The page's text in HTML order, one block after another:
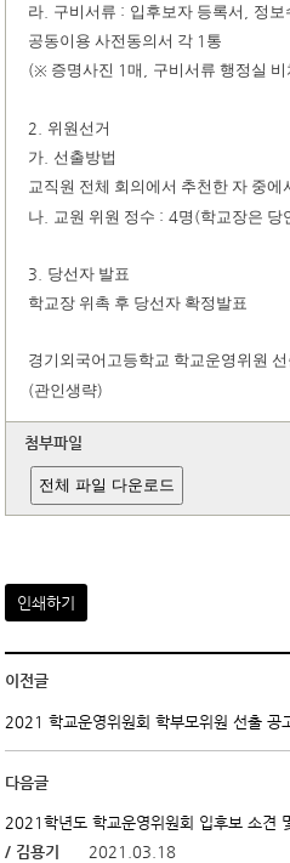
라 구비서류 : 입후보자 등록서 정보
공동이용 사전동의서 각 1 통
(※ 증명사진 1매 구비서류 행정실 비
2. 위원선거
가 선출방법
교직원 전체 회의에서 추천한 자 중에
나
교원 위원 정수 : 4명 (학교장은 당
3. 당선자 발표
학교장 위촉 후 당선자 확정발표
경기외국어고등학교 학교운영위원
(관인생략)
첨부파일
전체 파일 다운로드
인쇄하기
이전글
2021 학교운영위원회 학부모위원 선출 공
다음글
2021학년도 학교운영위원회 입후보 소견
/ 김용기
2021.03.18